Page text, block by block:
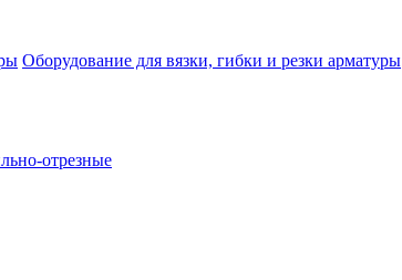
Оборудование для вязки, гибки и резки арматуры
отрезные